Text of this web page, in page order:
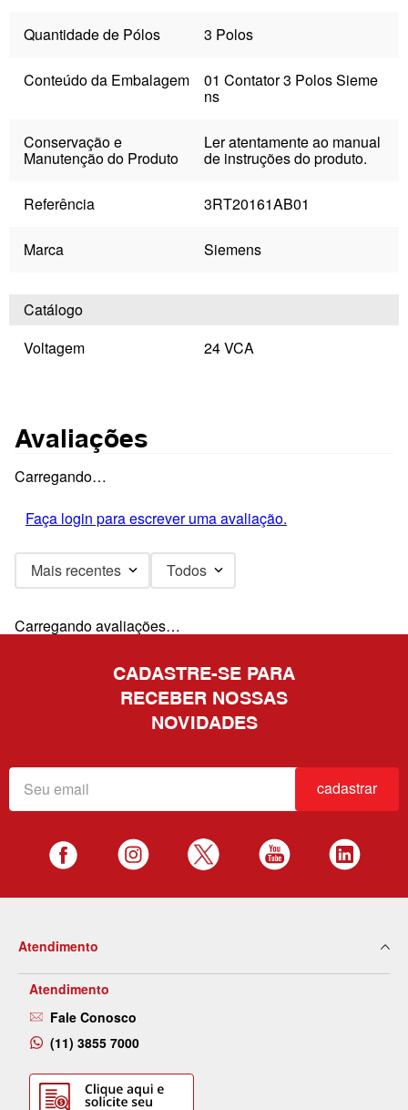
Quantidade de Pólos 3 Polos
Conteúdo da Embalagem 01 Contator 3 Polos Sieme
ns
Conservação e
Manutenção do Produto
Ler atentamente ao manual
de instruções do produto.
Referência 3RT20161AB01
Marca Siemens
Catálogo
Voltagem
24 VCA
Avaliações
Carregando…
Faça login para escrever uma avaliação.
Mais recentes Todos
Carregando avaliações…
CADASTRE-SE PARA
RECEBER NOSSAS
NOVIDADES
cadastrar
Atendimento
Atendimento
Fale Conosco
(11) 3855 7000